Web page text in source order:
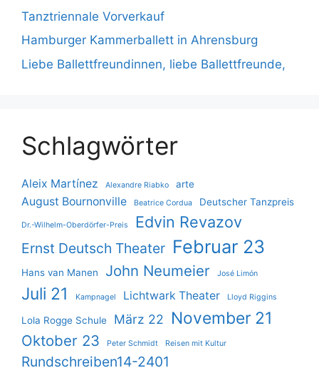
Tanztriennale Vorverkauf
Hamburger Kammerballett in Ahrensburg
Liebe Ballettfreundinnen, liebe Ballettfreunde,
Schlagwörter
Aleix Martínez Alexandre Riabko arte
August Bournonville Beatrice Cordua Deutscher Tanzpreis
Dr.-Wilhelm-Oberdörfer-Preis Edvin Revazov
Ernst Deutsch Theater Februar 23
Hans van Manen John Neumeier José Limón
Juli 21 Kampnagel Lichtwark Theater Lloyd Riggins
Lola Rogge Schule März 22 November 21
Oktober 23 Peter Schmidt Reisen mit Kultur
Rundschreiben14-2401